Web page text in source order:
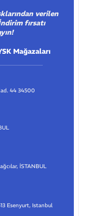
verilen
fırsatı
Mağazaları
44 34500
İSTANBUL
Esenyurt, Istanbul